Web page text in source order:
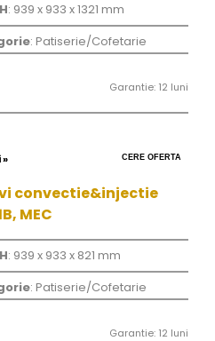
: 939 x 933 x 1321 mm
: Patiserie/Cofetarie
Garantie: 12 luni
CERE OFERTA
convectie&injectie
MEC
: 939 x 933 x 821 mm
: Patiserie/Cofetarie
Garantie: 12 luni